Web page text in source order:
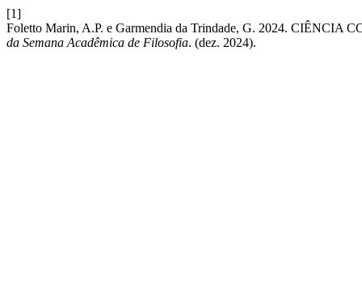
[1]
Foletto Marin, A.P. e Garmendia da Trindade, G. 2024.
da Semana Acadêmica de Filosofia. (dez. 2024).